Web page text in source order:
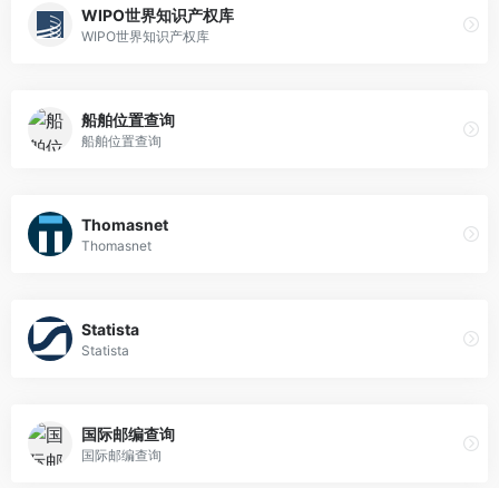
WIPO世界知识产权库
WIPO世界知识产权库
船舶位置查询
船舶位置查询
Thomasnet
Thomasnet
Statista
Statista
国际邮编查询
国际邮编查询